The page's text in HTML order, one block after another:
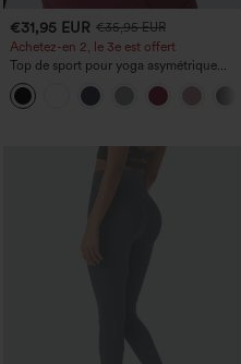
€31,95 EUR €35,95 EUR
Achetez-en 2, le 3e est offert
Top de sport pour yoga asymétrique
(une épaule) à manches longues avec
ouverture pour le pouce, ourlet arrondi
haut-bas, séchage rapide, soutien-gorge